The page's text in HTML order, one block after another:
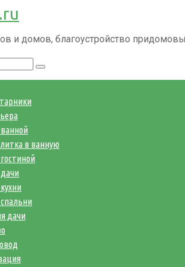
и домов, благоустройство
в ванную
дачи